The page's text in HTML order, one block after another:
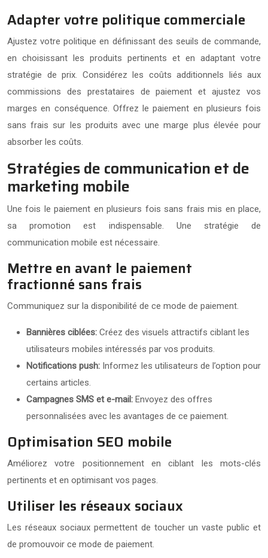
Adapter votre politique commerciale
Ajustez votre politique en définissant des seuils de commande,
en choisissant les produits pertinents et en adaptant votre
stratégie de prix. Considérez les coûts additionnels liés aux
commissions des prestataires de paiement et ajustez vos
marges en conséquence. Offrez le paiement en plusieurs fois
sans frais sur les produits avec une marge plus élevée pour
absorber les coûts.
Stratégies de communication et de
marketing mobile
Une fois le paiement en plusieurs fois sans frais mis en place,
sa promotion est indispensable. Une stratégie de
communication mobile est nécessaire.
Mettre en avant le paiement
fractionné sans frais
Communiquez sur la disponibilité de ce mode de paiement.
Bannières ciblées: Créez des visuels attractifs ciblant les
utilisateurs mobiles intéressés par vos produits.
Notifications push: Informez les utilisateurs de l’option pour
certains articles.
Campagnes SMS et e-mail: Envoyez des offres
personnalisées avec les avantages de ce paiement.
Optimisation SEO mobile
Améliorez votre positionnement en ciblant les mots-clés
pertinents et en optimisant vos pages.
Utiliser les réseaux sociaux
Les réseaux sociaux permettent de toucher un vaste public et
de promouvoir ce mode de paiement.